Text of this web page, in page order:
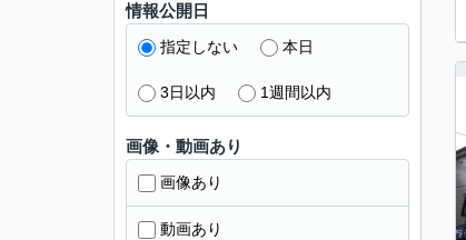
情報公開日
指定しない 本日
3日以内 1週間以内
画像・動画あり
画像あり
動画あり